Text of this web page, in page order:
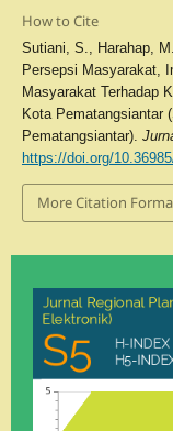
How to Cite
Sutiani, S., Harahap,
Persepsi Masyarakat,
Masyarakat Terhadap
Kota Pematangsiantar
Pematangsiantar).
https://doi.org/
More Citation